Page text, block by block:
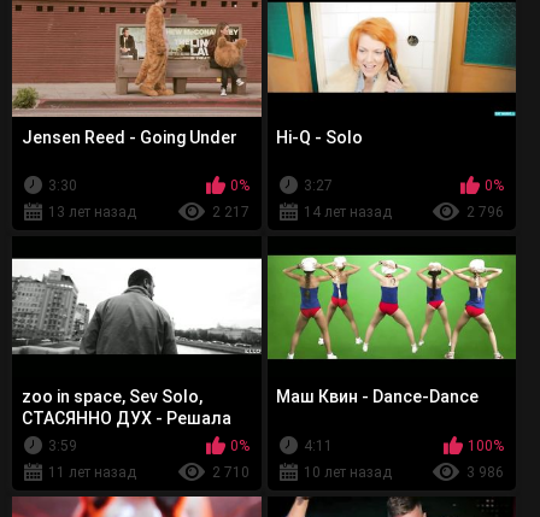
Jensen Reed - Going Under
3:30
0%
13 лет назад
2 217
Hi-Q - Solo
3:27
0%
14 лет назад
2 796
zoo in space, Sev Solo,
СТАСЯННО ДУХ - Решала
3:59
0%
11 лет назад
2 710
Маш Квин - Dance-Dance
4:11
100%
10 лет назад
3 986